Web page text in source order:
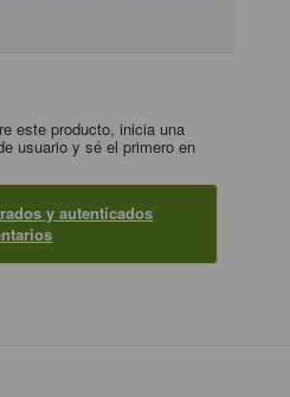
este producto, inicia una
usuario y sé el primero en
y autenticados